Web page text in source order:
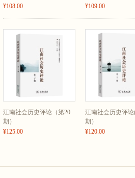
江南学术前沿
赵世瑜 历史人类学视野下的江南史研究
邹振环 作为近代地域文化“多元合金”的张元济
学术综述
苏志伟 第二届“道•器江南”学术论坛暨第十五届
2022年江南研究目录索引（论著部分）
¥108.00
¥109.00
江南社会历史评论（第20
期）
¥125.00
江南社会历史评论
期）
¥120.00